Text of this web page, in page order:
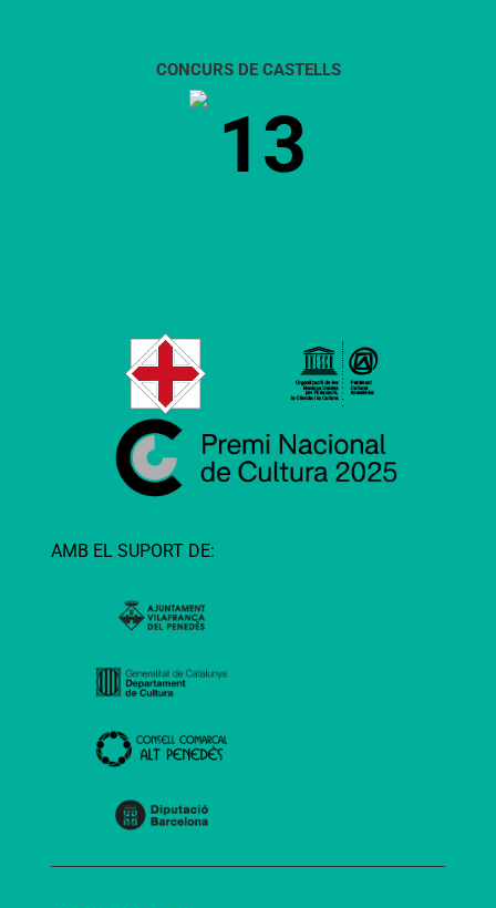
CONCURS DE CASTELLS
13
AMB EL SUPORT DE: